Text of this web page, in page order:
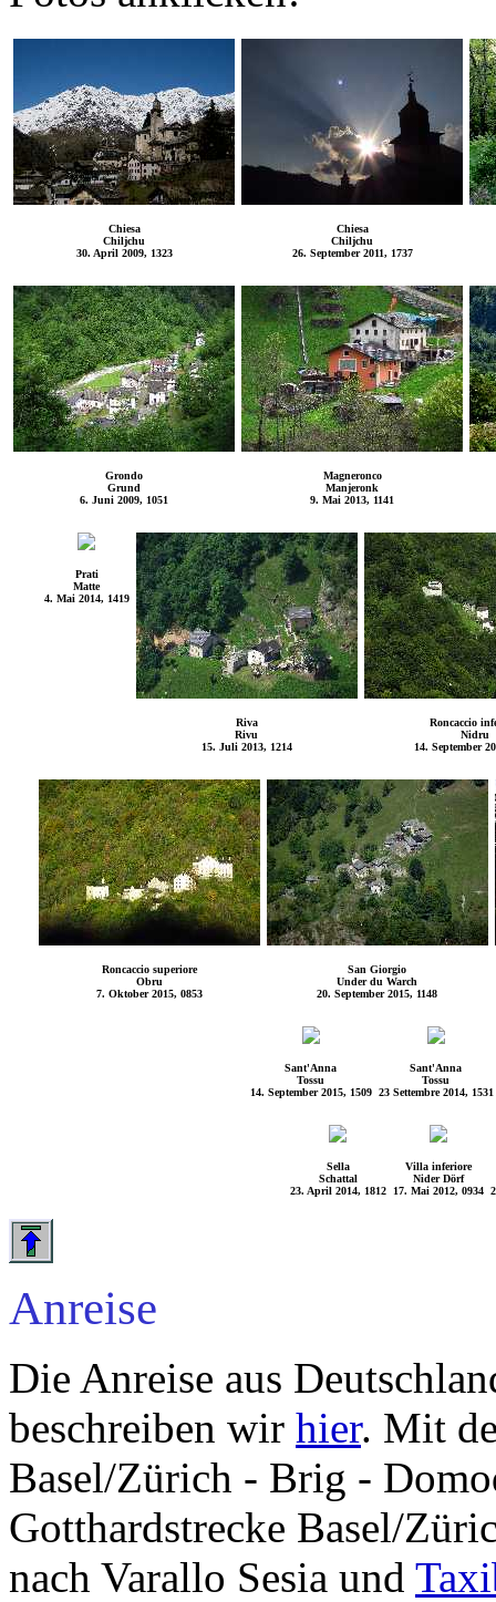
Chiesa
Chiljchu
30. April 2009, 1323
Chiesa
Chiljchu
26. September 2011, 1737
Grondo
Grund
6. Juni 2009, 1051
Magneronco
Manjeronk
9. Mai 2013, 1141
Prati
Matte
4. Mai 2014, 1419
Riva
Rivu
15. Juli 2013, 1214
Roncaccio
Nidru
14. September
Roncaccio superiore
Obru
7. Oktober 2015, 0853
San Giorgio
Under du Warch
20. September 2015, 1148
Sant'Anna
Tossu
14. September 2015, 1509
Sant'Anna
Tossu
23 Settembre 2014, 1531
Sella
Schattal
23. April 2014, 1812
Villa inferiore
Nider Dörf
17. Mai 2012, 0934
Anreise
Die Anreise aus
beschreiben wir hier. Mit
Basel/Zürich - Brig -
Gotthardstrecke Basel/
nach Varallo Sesia und